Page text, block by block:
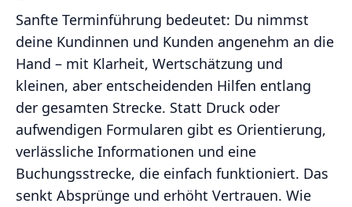
Sanfte Terminführung bedeutet: Du nimmst
deine Kundinnen und Kunden angenehm an die
Hand – mit Klarheit, Wertschätzung und
kleinen, aber entscheidenden Hilfen entlang
der gesamten Strecke. Statt Druck oder
aufwendigen Formularen gibt es Orientierung,
verlässliche Informationen und eine
Buchungsstrecke, die einfach funktioniert. Das
senkt Absprünge und erhöht Vertrauen. Wie